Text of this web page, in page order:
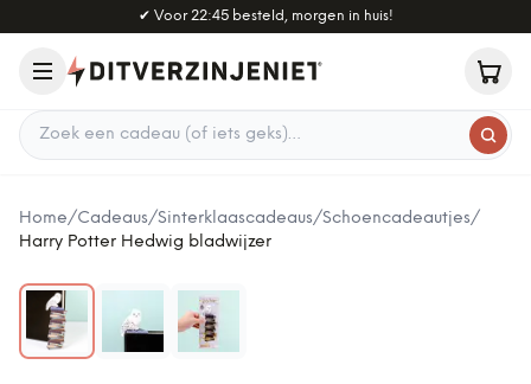
Naar hoofdinhoud
✔ Voor 22:45 besteld, morgen in huis!
Zoek een cadeau
Home/Cadeaus/Sinterklaascadeaus/Schoencadeautjes/
Harry Potter Hedwig bladwijzer